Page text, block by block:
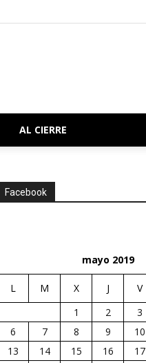
AL CIERRE
Facebook
mayo 2019
L M X J V
1
2 3
6
7 8 9 10
13
14 15 16 17